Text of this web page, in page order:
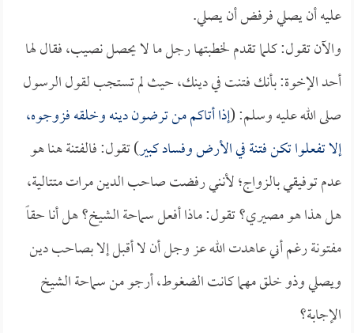
عليه أن يصلي فرفض أن يصلي.
والآن تقول: كلما تقدم لخطبتها رجل ما لا يحصل نصيب، فقال لها
أحد الإخوة: بأنك فتنت في دينك، حيث لم تستجب لقول الرسول
صلى الله عليه وسلم: (إذا أتاكم من ترضون دينه وخلقه فزوجوه،
إلا تفعلوا تكن فتنة في الأرض وفساد كبير) تقول: فالفتنة هنا هو
عدم توفيقي بالزواج؛ لأنني رفضت صاحب الدين مرات متتالية،
هل هذا هو مصيري؟ تقول: ماذا أفعل سماحة الشيخ؟ هل أنا حقاً
مفتونة رغم أني عاهدت الله عز وجل أن لا أقبل إلا بصاحب دين
ويصلي وذو خلق مهما كانت الضغوط، أرجو من سماحة الشيخ
الإجابة؟